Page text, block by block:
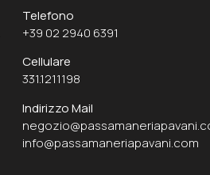
Telefono
+39 02 2940 6391
Cellulare
331.1211198
Indirizzo Mail
info@passamaneriapavani.com